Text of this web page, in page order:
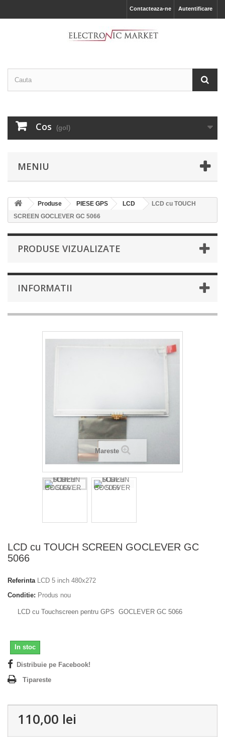
Autentificare
Contacteaza-ne
Cos (gol)
MENIU
Produse PIESE GPS LCD
LCD cu TOUCH
SCREEN GOCLEVER GC 5066
PRODUSE VIZUALIZATE
INFORMATII
Mareste
LCD cu TOUCH SCREEN GOCLEVER GC
5066
Referinta LCD 5 inch 480x272
Conditie: Produs nou
LCD cu Touchscreen pentru GPS GOCLEVER GC 5066
In stoc
Distribuie pe Facebook!
Tipareste
110,00 lei